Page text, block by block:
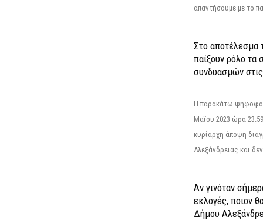
απαντήσουμε με το
Στο αποτέλεσμα
παίξουν ρόλο τα
συνδυασμών
Η παρακάτω
Μαϊου 2023 ώρα
κυρίαρχη άποψη
Αλεξάνδρειας και
Αν γινόταν
εκλογές, ποιον
Δήμου